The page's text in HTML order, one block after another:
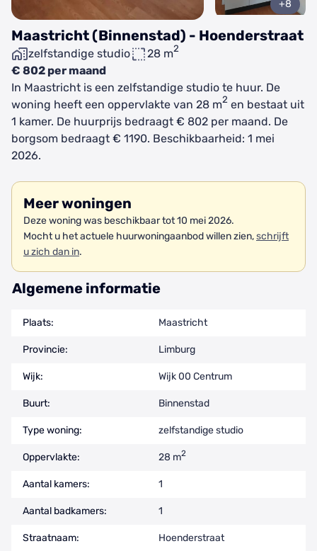
Maastricht (Binnenstad) - Hoenderstraat
zelfstandige studio 28 m2
€ 802 per maand
+8
In Maastricht is een zelfstandige studio te huur. De
woning heeft een oppervlakte van 28 m2 en bestaat uit
1 kamer. De huurprijs bedraagt € 802 per maand. De
borgsom bedraagt € 1190. Beschikbaarheid: 1 mei
2026.
Meer woningen
Deze woning was beschikbaar tot 10 mei 2026.
Mocht u het actuele huurwoningaanbod willen zien,schrijft
u zich dan in.
Algemene informatie
Plaats: Maastricht
Provincie: Limburg
Wijk: Wijk 00 Centrum
Buurt: Binnenstad
Type woning: zelfstandige studio
Oppervlakte: 28 m2
Aantal kamers: 1
Aantal badkamers: 1
Straatnaam: Hoenderstraat